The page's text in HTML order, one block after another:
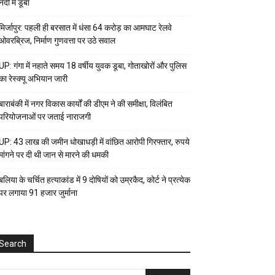
में डूबा
पहली ही बरसात में धंसा 64 करोड़ का आमघाट रेलवे
निर्माण गुणवत्ता पर उठे सवाल
गंगा में नहाते समय 18 वर्षीय युवक डूबा, गोताखोरों और पुलिस
रेस्क्यू अभियान जारी
में नगर विकास कार्यों की डीएम ने की समीक्षा, विलंबित
पर जताई नाराजगी
43 लाख की जमीन धोखाधड़ी में वांछित आरोपी गिरफ्तार, रुपये
पर दी थी जान से मारने की धमकी
के चर्चित हत्याकांड में 9 दोषियों को उम्रकैद, कोर्ट ने प्रत्येक
लगाया ₹91 हजार जुर्माना